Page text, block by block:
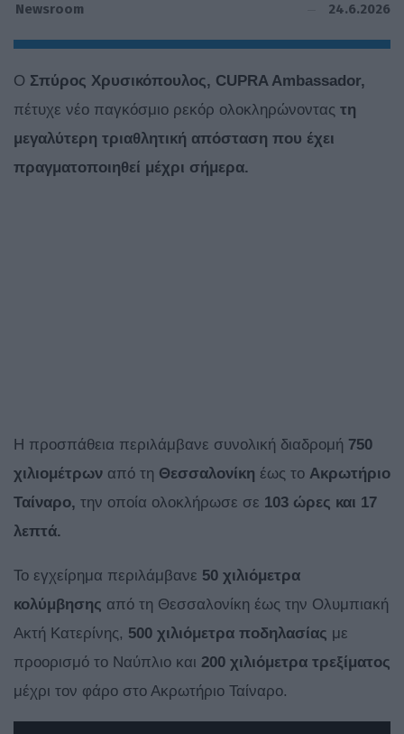
Newsroom 24.6.2026
Ο Σπύρος Χρυσικόπουλος, CUPRA Ambassador,
πέτυχε νέο παγκόσμιο ρεκόρ ολοκληρώνοντας τη
μεγαλύτερη τριαθλητική απόσταση που έχει
πραγματοποιηθεί μέχρι σήμερα.
Η προσπάθεια περιλάμβανε συνολική διαδρομή 750
χιλιομέτρων από τη Θεσσαλονίκη έως το Ακρωτήριο
Ταίναρο, την οποία ολοκλήρωσε σε 103 ώρες και 17
λεπτά.
Το εγχείρημα περιλάμβανε 50 χιλιόμετρα
κολύμβησης από τη Θεσσαλονίκη έως την Ολυμπιακή
Ακτή Κατερίνης, 500 χιλιόμετρα ποδηλασίας με
προορισμό το Ναύπλιο και 200 χιλιόμετρα τρεξίματος
μέχρι τον φάρο στο Ακρωτήριο Ταίναρο.